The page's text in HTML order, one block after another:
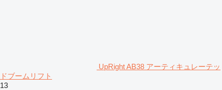
UpRight AB38 アーティキュレーテッ
ドブームリフト
13